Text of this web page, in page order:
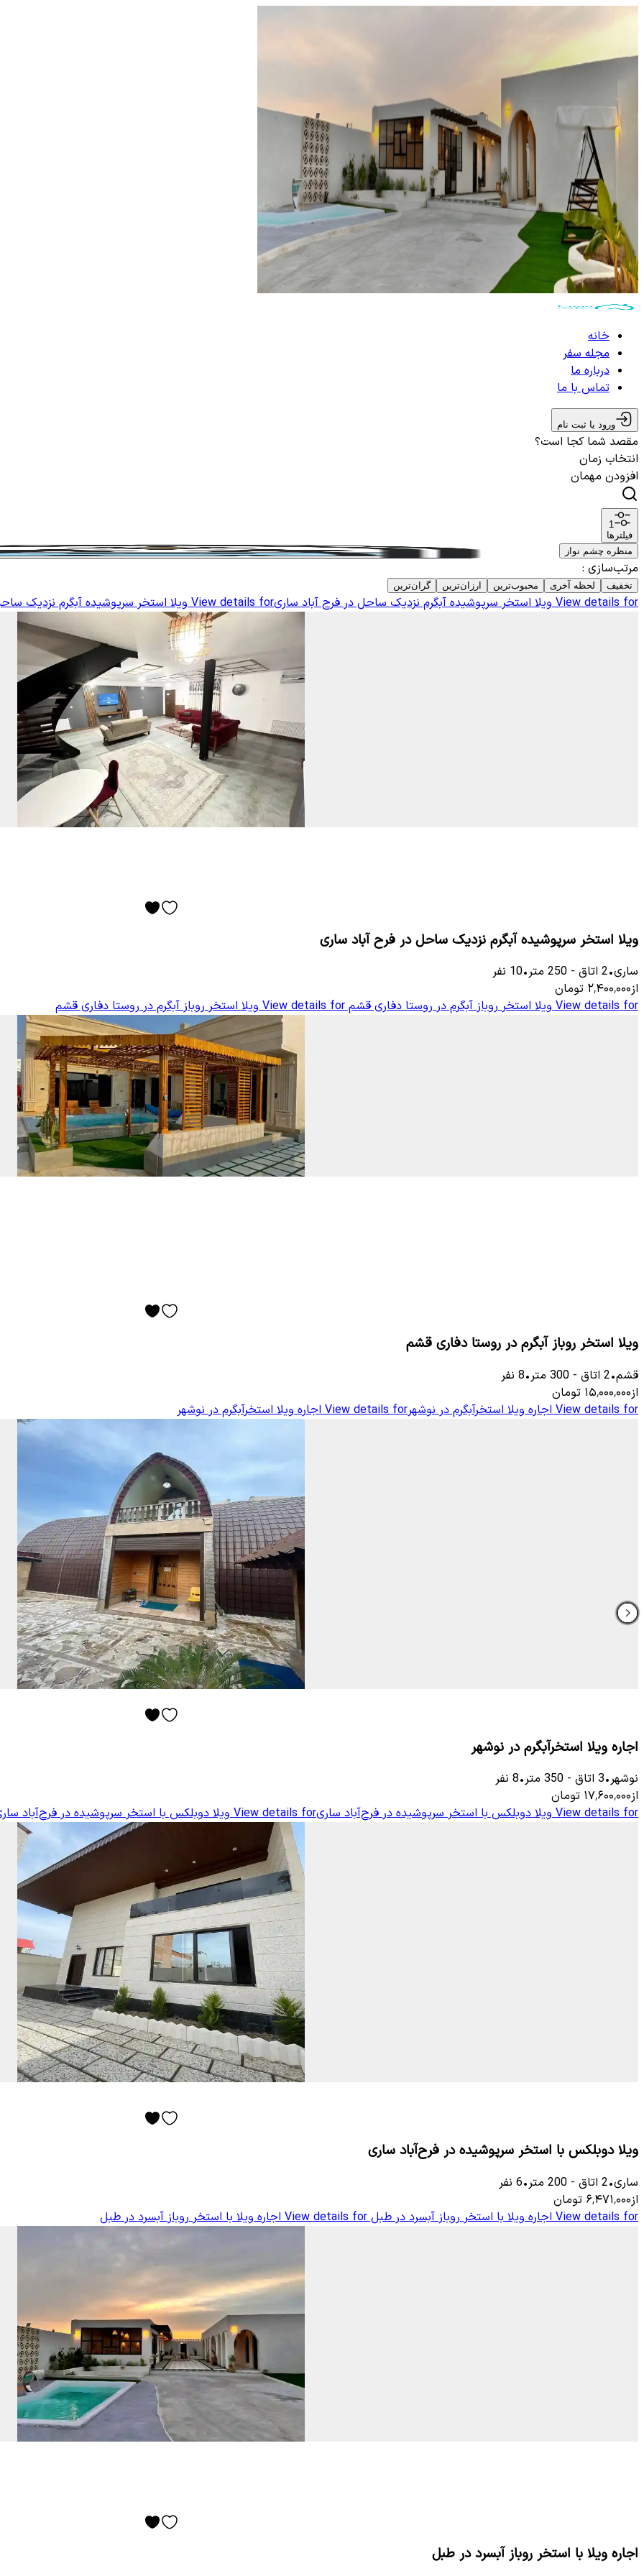
خانه
مجله سفر
درباره ما
تماس با ما
ورود یا ثبت نام
مقصد شما کجا است؟
انتخاب زمان
افزودن مهمان
1
فیلترها
منظره چشم نواز
مرتب‌سازی :
تخفیف لحظه آخری محبوب‌ترین ارزان‌ترین گران‌ترین
View details for ویلا استخر سرپوشیده آبگرم نزدیک ساحل در فرح آباد ساریView details for ویلا استخر سرپوشیده آبگرم نزدیک
ویلا استخر سرپوشیده آبگرم نزدیک ساحل در فرح آباد ساری
ساری•
2 اتاق -
250 متر•
10 نفر
از۲٬۴۰۰٬۰۰۰ تومان
View details for ویلا استخر روباز آبگرم در روستا دفاری قشمView details for ویلا استخر روباز آبگرم در روستا دفاری قشم
ویلا استخر روباز آبگرم در روستا دفاری قشم
قشم•
2 اتاق -
300 متر•
8 نفر
از۱۵٬۰۰۰٬۰۰۰ تومان
View details for اجاره ویلا استخرآبگرم در نوشهرView details for اجاره ویلا استخرآبگرم در نوشهر
اجاره ویلا استخرآبگرم در نوشهر
نوشهر•
3 اتاق -
350 متر•
8 نفر
از۱۷٬۶۰۰٬۰۰۰ تومان
View details for ویلا دوبلکس با استخر سرپوشیده در فرح‌آباد ساریView details for ویلا دوبلکس با استخر سرپوشیده در فرح‌آباد
ویلا دوبلکس با استخر سرپوشیده در فرح‌آباد ساری
ساری•
2 اتاق -
200 متر•
6 نفر
از۶٬۴۷۱٬۰۰۰ تومان
View details for اجاره ویلا با استخر روباز آبسرد در طبلView details for اجاره ویلا با استخر روباز آبسرد در طبل
اجاره ویلا با استخر روباز آبسرد در طبل